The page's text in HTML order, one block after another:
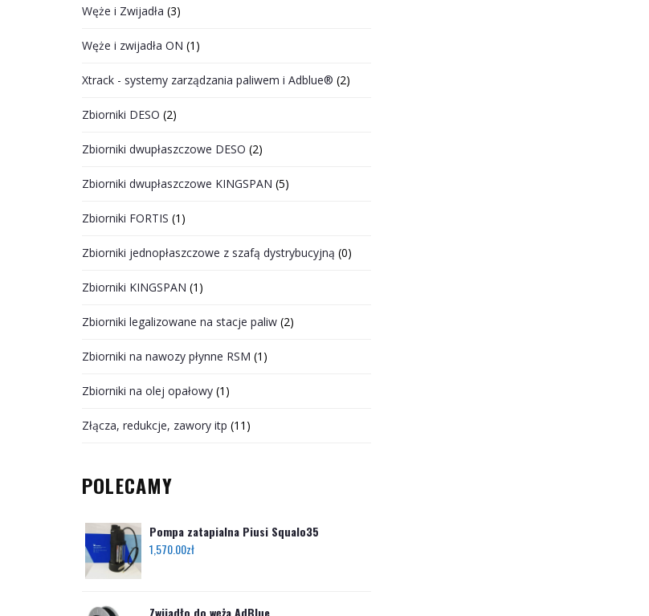
Węże i Zwijadła (3)
Węże i zwijadła ON (1)
Xtrack - systemy zarządzania paliwem i Adblue® (2)
Zbiorniki DESO (2)
Zbiorniki dwupłaszczowe DESO (2)
Zbiorniki dwupłaszczowe KINGSPAN (5)
Zbiorniki FORTIS (1)
Zbiorniki jednopłaszczowe z szafą dystrybucyjną (0)
Zbiorniki KINGSPAN (1)
Zbiorniki legalizowane na stacje paliw (2)
Zbiorniki na nawozy płynne RSM (1)
Zbiorniki na olej opałowy (1)
Złącza, redukcje, zawory itp (11)
POLECAMY
Pompa zatapialna Piusi Squalo35
1,570.00zł
Zwijadło do węża AdBlue